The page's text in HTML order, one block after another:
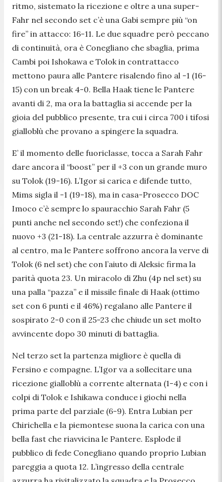
ritmo, sistemato la ricezione e oltre a una super-
Fahr nel secondo set c’è una Gabi sempre più “on
fire” in attacco: 16-11. Le due squadre però peccano
di continuità, ora è Conegliano che sbaglia, prima
Cambi poi Ishokawa e Tolok in contrattacco
mettono paura alle Pantere risalendo fino al -1 (16-
15) con un break 4-0. Bella Haak tiene le Pantere
avanti di 2, ma ora la battaglia si accende per la
gioia del pubblico presente, tra cui i circa 700 i tifosi
gialloblù che provano a spingere la squadra.
E’ il momento delle fuoriclasse, tocca a Sarah Fahr
dare ancora il “boost” per il +3 con un grande muro
su Tolok (19-16). L’Igor si carica e difende tutto,
Mims sigla il -1 (19-18), ma in casa-Prosecco DOC
Imoco c’è sempre lo spauracchio Sarah Fahr (5
punti anche nel secondo set!) che confeziona il
nuovo +3 (21-18). La centrale azzurra è dominante
al centro, ma le Pantere soffrono ancora la verve di
Tolok (6 nel set) che con l’aiuto di Aleksic firma la
parità quota 23. Un miracolo di Zhu (4p nel set) su
una palla “pazza” e il missile finale di Haak (ottimo
set con 6 punti e il 46%) regalano alle Pantere il
sospirato 2-0 con il 25-23 che chiude un set molto
avvincente dopo 30 minuti di battaglia.
Nel terzo set la partenza migliore è quella di
Fersino e compagne. L’Igor va a sollecitare una
ricezione gialloblù a corrente alternata (1-4) e con i
colpi di Tolok e Ishikawa conduce i giochi nella
prima parte del parziale (6-9). Entra Lubian per
Chirichella e la piemontese suona la carica con una
bella fast che riavvicina le Pantere. Esplode il
pubblico di fede Conegliano quando proprio Lubian
pareggia a quota 12. L’ingresso della centrale